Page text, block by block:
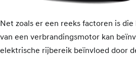
Net zoals er een reeks factoren is
van een verbrandingsmotor kan
elektrische rijbereik beïnvloed door